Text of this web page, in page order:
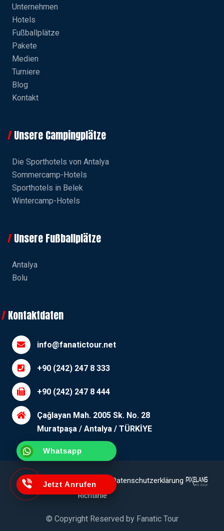
Whatsapp
Jetzt Anrufen
Unternehmen
Hotels
Fußballplätze
Pakete
Medien
Turniere
Blog
Kontakt
Unsere Campingplätze
Die Sporthotels von Antalya
Sommercamp-Hotels
Sporthotels in Belek
Wintercamp-Hotels
Unsere Fußballplätze
Antalya
Bolu
Kontaktdaten
info@fanatictour.net
+90 (242) 247 8 333
+90 (242) 247 8 444
Çağlayan Mah. 2005 Sk. No. 28
Muratpaşa / Antalya / TÜRKİYE
© Copyright Reserved by Fanatic Tour
Erläuterungstext
Cookie-
Richtlinie
Datenschutzerklärung